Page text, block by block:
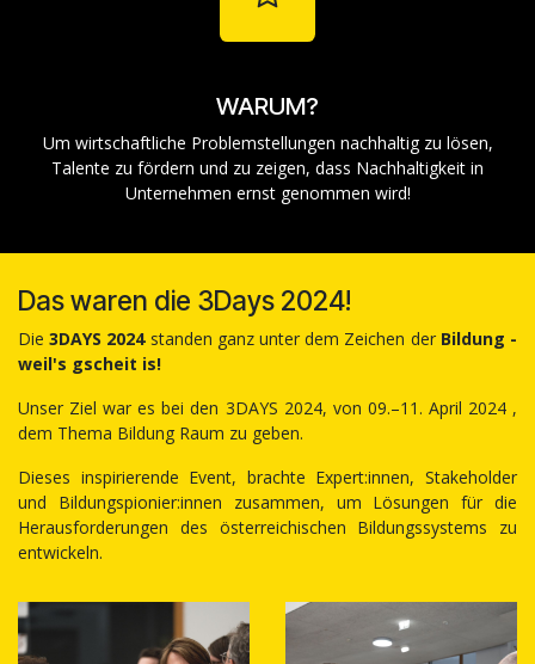
WARUM?
Um wirtschaftliche Problemstellungen nachhaltig zu lösen,
Talente zu fördern und zu zeigen, dass Nachhaltigkeit in
Unternehmen ernst genommen wird!
Das waren die 3Days 2024!
Die3DAYS 2024standen ganz unter dem Zeichen der Bildung -
weil's gscheit is!
Unser Ziel war es bei den 3DAYS 2024, von 09.–11. April 2024 ,
dem Thema Bildung Raum zu geben.
Dieses inspirierende Event, brachte Expert:innen, Stakeholder
und Bildungspionier:innen zusammen, um Lösungen für die
Herausforderungen des österreichischen Bildungssystems zu
entwickeln.